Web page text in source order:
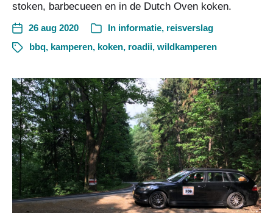
stoken, barbecueen en in de Dutch Oven koken.
26 aug 2020 In informatie, reisverslag
bbq, kamperen, koken, roadii, wildkamperen